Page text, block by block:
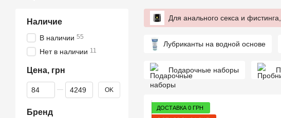
Для анального секса и
Лубриканты на водной основе
Подарочные наборы
ДОСТАВКА 0 ГРН
Наличие
В наличии 55
Нет в наличии 11
Цена, грн
От Цена, грн
До Цена, грн OK
Бренд